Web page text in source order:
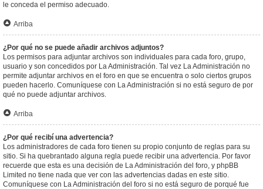
le conceda el permiso adecuado.
Arriba
¿Por qué no se puede añadir archivos adjuntos?
Los permisos para adjuntar archivos son individuales para cada foro, grupo,
usuario y son concedidos por La Administración. Tal vez La Administración no
permite adjuntar archivos en el foro en que se encuentra o solo ciertos grupos
pueden hacerlo. Comuníquese con La Administración si no está seguro de por
qué no puede adjuntar archivos.
Arriba
¿Por qué recibí una advertencia?
Los administradores de cada foro tienen su propio conjunto de reglas para su
sitio. Si ha quebrantado alguna regla puede recibir una advertencia. Por favor
recuerde que esta es una decisión de La Administración del foro, y phpBB
Limited no tiene nada que ver con las advertencias dadas en este sitio.
Comuníquese con La Administración del foro si no está seguro de porqué fue